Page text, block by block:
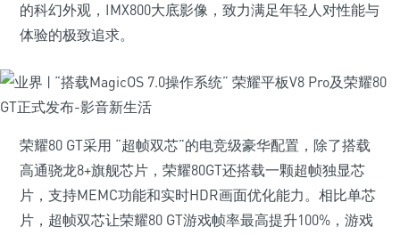
的科幻外观，IMX800大底影像，致力满足年轻人对性能与
体验的极致追求。
荣耀80 GT采用 “超帧双芯”的电竞级豪华配置，除了搭载
高通骁龙8+旗舰芯片，荣耀80GT还搭载一颗超帧独显芯
片，支持MEMC功能和实时HDR画面优化能力。相比单芯
片，超帧双芯让荣耀80 GT游戏帧率最高提升100%，游戏